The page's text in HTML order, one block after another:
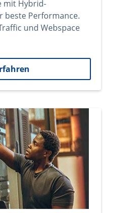
mit Hybrid-
beste Performance.
und Webspace